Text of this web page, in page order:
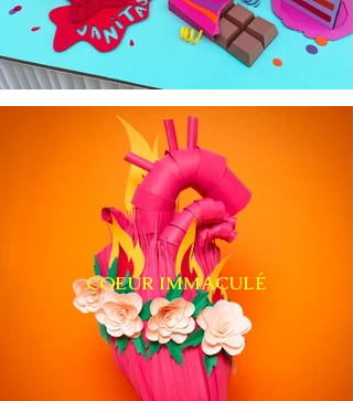
COEUR IMMACULÉ